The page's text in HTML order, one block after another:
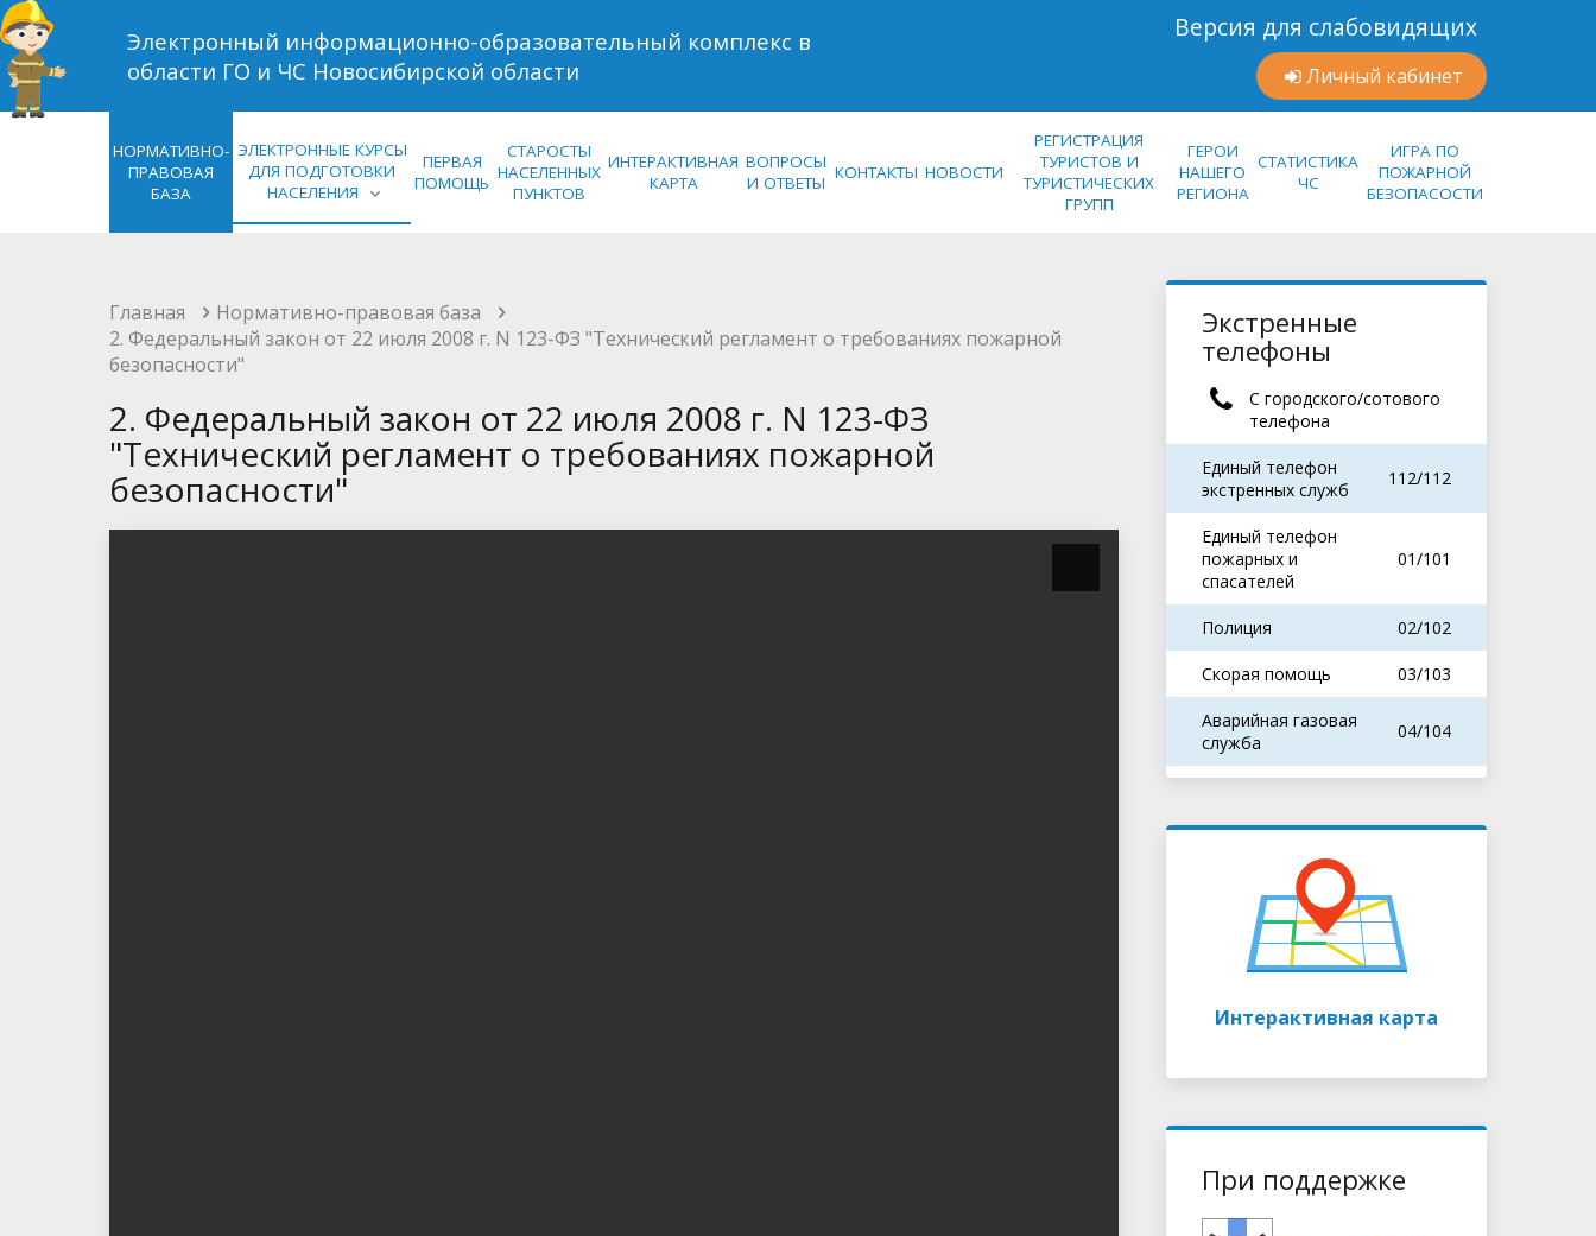
Электронный информационно-образовательный комплекс в
области ГО и ЧС Новосибирской области
Версия для слабовидящих
Личный кабинет
НОРМАТИВНО-
ПРАВОВАЯ
БАЗА
ЭЛЕКТРОННЫЕ КУРСЫ
ДЛЯ ПОДГОТОВКИ
НАСЕЛЕНИЯ
ПЕРВАЯ
ПОМОЩЬ
СТАРОСТЫ
НАСЕЛЕННЫХ
ПУНКТОВ
ИНТЕРАКТИВНАЯ
КАРТА
ВОПРОСЫ
И ОТВЕТЫ КОНТАКТЫ НОВОСТИ
РЕГИСТРАЦИЯ
ТУРИСТОВ И
ТУРИСТИЧЕСКИХ
ГРУПП
ГЕРОИ
НАШЕГО
РЕГИОНА
СТАТИСТИКА
ЧС
ИГРА ПО
ПОЖАРНОЙ
БЕЗОПАСОСТИ
Главная
Нормативно-правовая база
2. Федеральный закон от 22 июля 2008 г. N 123-ФЗ "Технический регламент о требованиях пожарной
безопасности"
2. Федеральный закон от 22 июля 2008 г. N 123-ФЗ
"Технический регламент о требованиях пожарной
безопасности"
Экстренные
телефоны
С городского/сотового
телефона
Единый телефон
экстренных служб
112/112
Единый телефон
пожарных и
спасателей
01/101
Полиция 02/102
Скорая помощь 03/103
Аварийная газовая
служба
04/104
Интерактивная карта
При поддержке